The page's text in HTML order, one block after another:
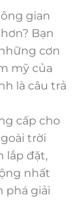
gian
Bạn
cơn
mỹ của
là câu trả
cấp cho
trời
lắp đặt,
nhất
phá giải